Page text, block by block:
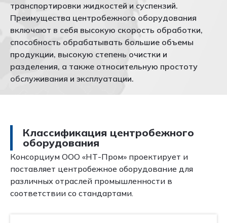
транспортировки жидкостей и суспензий.
Преимущества центробежного оборудования
включают в себя высокую скорость обработки,
способность обрабатывать большие объемы
продукции, высокую степень очистки и
разделения, а также относительную простоту
обслуживания и эксплуатации.
Классификация центробежного
оборудования
Консорциум ООО «НТ-Пром» проектирует и
поставляет центробежное оборудование для
различных отраслей промышленности в
соответствии со стандартами.